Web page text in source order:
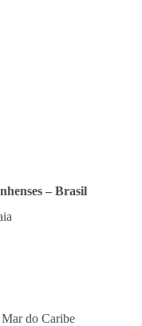
– Brasil
do Caribe